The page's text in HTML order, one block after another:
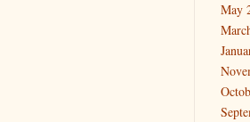
May